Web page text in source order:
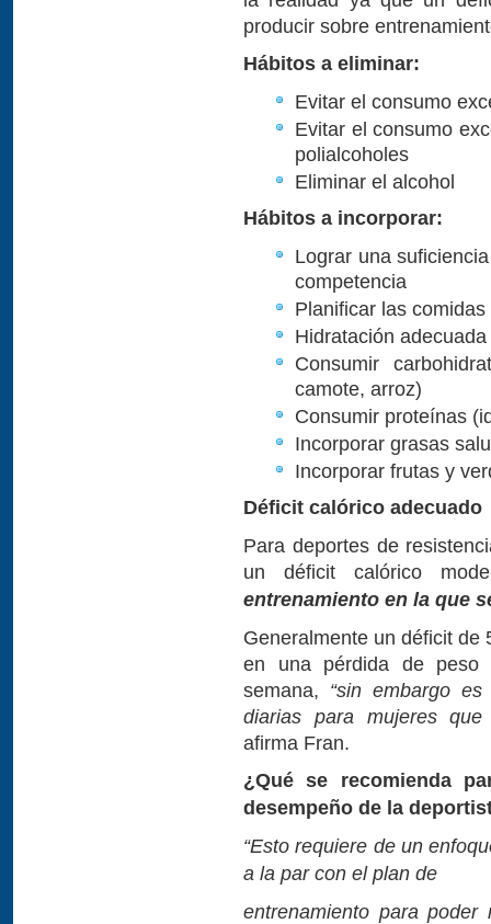
producir sobre
Hábitos a eliminar:
Evitar el consumo
Evitar el consumo
polialcoholes
Eliminar el alcohol
Hábitos a incorporar:
Lograr una
competencia
Planificar las comidas
Hidratación adecuada
Consumir
camote, arroz)
Consumir proteínas
Incorporar grasas
Incorporar frutas y
Déficit calórico adecuado
Para deportes de
un déficit calórico
entrenamiento en la que
Generalmente un déficit
en una pérdida de
semana, “sin embargo
diarias para mujeres
afirma Fran.
¿Qué se recomienda
desempeño de la
“Esto requiere de un
a la par con el plan de
entrenamiento para